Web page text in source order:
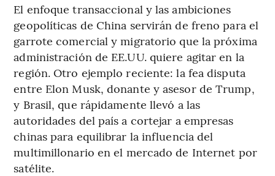
El enfoque transaccional y las ambiciones
geopolíticas de China servirán de freno para el
garrote comercial y migratorio que la próxima
administración de EE.UU. quiere agitar en la
región. Otro ejemplo reciente: la fea disputa
entre Elon Musk, donante y asesor de Trump,
y Brasil, que rápidamente llevó a las
autoridades del país a cortejar a empresas
chinas para equilibrar la influencia del
multimillonario en el mercado de Internet por
satélite.